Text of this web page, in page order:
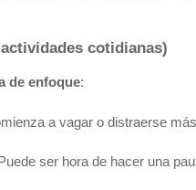
cotidianas)
de enfoque:
a vagar o distraerse
ser hora de hacer una